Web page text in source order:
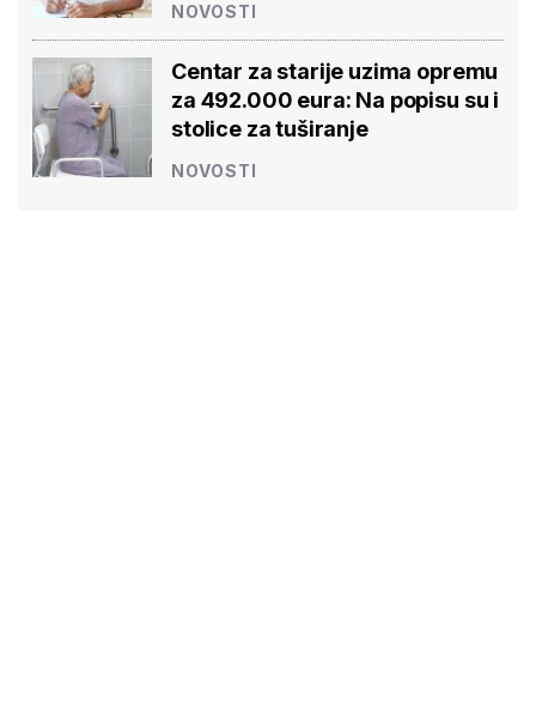
NOVOSTI
Centar za starije uzima opremu
za 492.000 eura: Na popisu su i
stolice za tuširanje
NOVOSTI